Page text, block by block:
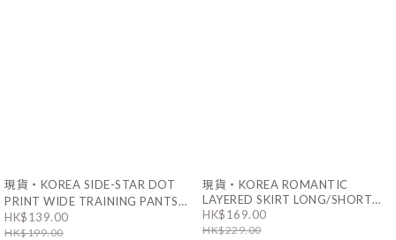
現貨・KOREA SIDE-STAR DOT
PRINT WIDE TRAINING PANTS｜
3色 男女同款
HK$139.00
HK$199.00
現貨・KOREA ROMANTIC
LAYERED SKIRT LONG/SHORT
VER.｜3色
HK$169.00
HK$229.00